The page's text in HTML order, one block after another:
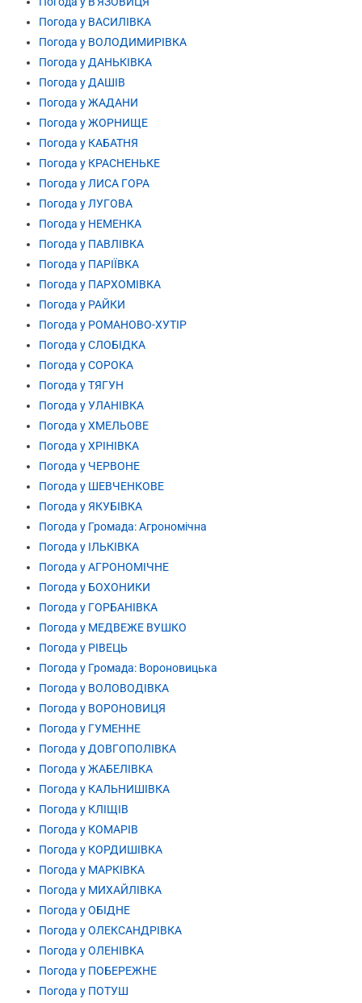
Погода у ВАСИЛІВКА
Погода у ВОЛОДИМИРІВКА
Погода у ДАНЬКІВКА
Погода у ДАШІВ
Погода у ЖАДАНИ
Погода у ЖОРНИЩЕ
Погода у КАБАТНЯ
Погода у КРАСНЕНЬКЕ
Погода у ЛИСА ГОРА
Погода у ЛУГОВА
Погода у НЕМЕНКА
Погода у ПАВЛІВКА
Погода у ПАРІЇВКА
Погода у ПАРХОМІВКА
Погода у РАЙКИ
Погода у РОМАНОВО-ХУТІР
Погода у СЛОБІДКА
Погода у СОРОКА
Погода у ТЯГУН
Погода у УЛАНІВКА
Погода у ХМЕЛЬОВЕ
Погода у ХРІНІВКА
Погода у ЧЕРВОНЕ
Погода у ШЕВЧЕНКОВЕ
Погода у ЯКУБІВКА
Погода у Громада: Агрономічна
Погода у ІЛЬКІВКА
Погода у АГРОНОМІЧНЕ
Погода у БОХОНИКИ
Погода у ГОРБАНІВКА
Погода у МЕДВЕЖЕ ВУШКО
Погода у РІВЕЦЬ
Погода у Громада: Вороновицька
Погода у ВОЛОВОДІВКА
Погода у ВОРОНОВИЦЯ
Погода у ГУМЕННЕ
Погода у ДОВГОПОЛІВКА
Погода у ЖАБЕЛІВКА
Погода у КАЛЬНИШІВКА
Погода у КЛІЩІВ
Погода у КОМАРІВ
Погода у КОРДИШІВКА
Погода у МАРКІВКА
Погода у МИХАЙЛІВКА
Погода у ОБІДНЕ
Погода у ОЛЕКСАНДРІВКА
Погода у ОЛЕНІВКА
Погода у ПОБЕРЕЖНЕ
Погода у ПОТУШ